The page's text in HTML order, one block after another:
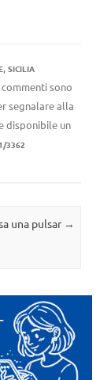
, SICILIA
commenti sono
segnalare alla
disponibile un
3362
una pulsar →